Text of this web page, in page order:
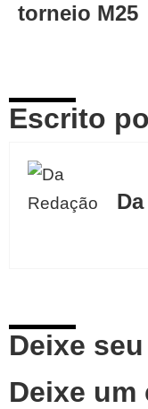
torneio M25
Escrito
Deixe
Deixe